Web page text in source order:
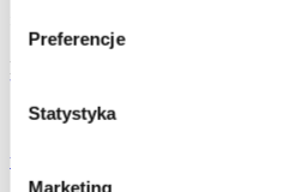
Preferencje
Statystyka
Marketing
Dla specjalistów
Waga seca 704s ze wzrostomierzem